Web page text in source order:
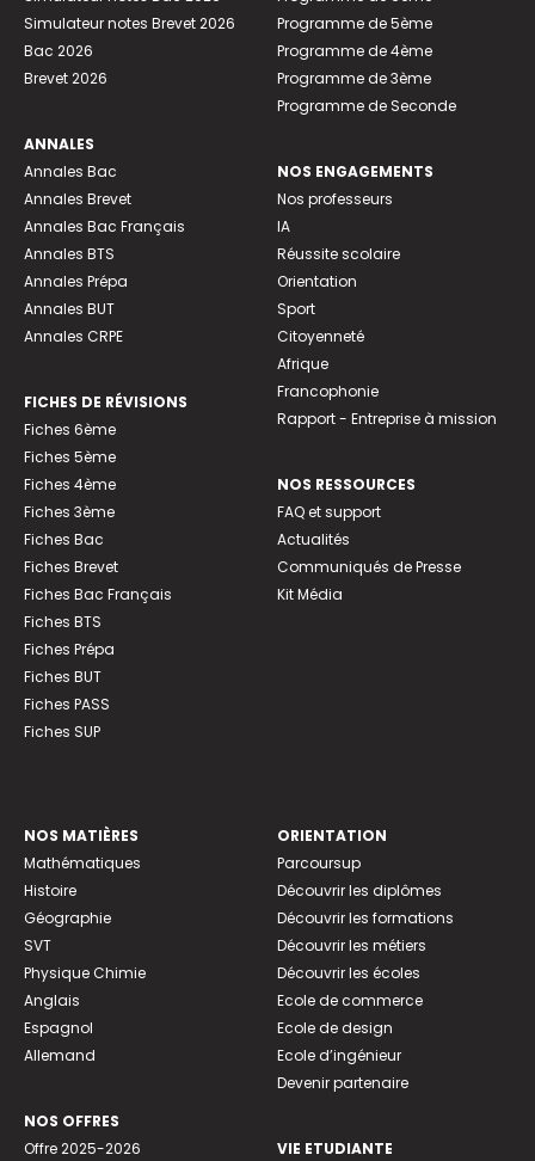
Simulateur notes Brevet 2026
Bac 2026
Brevet 2026
ANNALES
Annales Bac
Annales Brevet
Annales Bac Français
Annales BTS
Annales Prépa
Annales BUT
Annales CRPE
FICHES DE RÉVISIONS
Fiches 6ème
Fiches 5ème
Fiches 4ème
Fiches 3ème
Fiches Bac
Fiches Brevet
Fiches Bac Français
Fiches BTS
Fiches Prépa
Fiches BUT
Fiches PASS
Fiches SUP
Programme de 5ème
Programme de 4ème
Programme de 3ème
Programme de Seconde
NOS ENGAGEMENTS
Nos professeurs
IA
Réussite scolaire
Orientation
Sport
Citoyenneté
Afrique
Francophonie
Rapport - Entreprise à mission
NOS RESSOURCES
FAQ et support
Actualités
Communiqués de Presse
Kit Média
NOS MATIÈRES
Mathématiques
Histoire
Géographie
SVT
Physique Chimie
Anglais
Espagnol
Allemand
NOS OFFRES
Offre 2025-2026
ORIENTATION
Parcoursup
Découvrir les diplômes
Découvrir les formations
Découvrir les métiers
Découvrir les écoles
Ecole de commerce
Ecole de design
Ecole d’ingénieur
Devenir partenaire
VIE ETUDIANTE